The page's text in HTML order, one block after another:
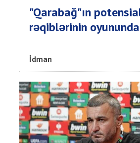
"Qarabağ"ın
rəqiblərinin
İdman